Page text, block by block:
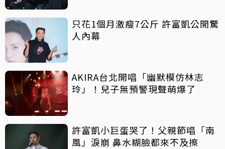
只花1個月激瘦7公斤 許富凱公開驚
人內幕
AKIRA台北開唱「幽默模仿林志
玲」！兒子無預警現聲萌爆了
許富凱小巨蛋哭了！父親節唱「南
風」淚崩 鼻水糊臉都來不及擦